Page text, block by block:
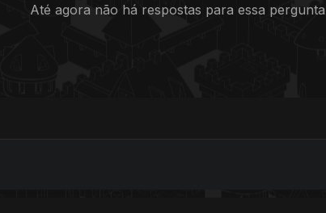
Até agora não há respostas para essa pergunta